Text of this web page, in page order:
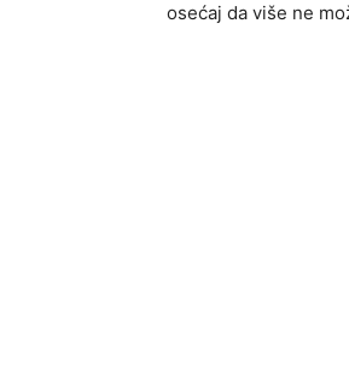
osećaj da više ne